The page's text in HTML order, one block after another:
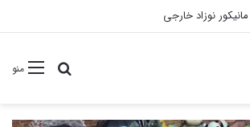
نوزاد خارجی
منوجستجو